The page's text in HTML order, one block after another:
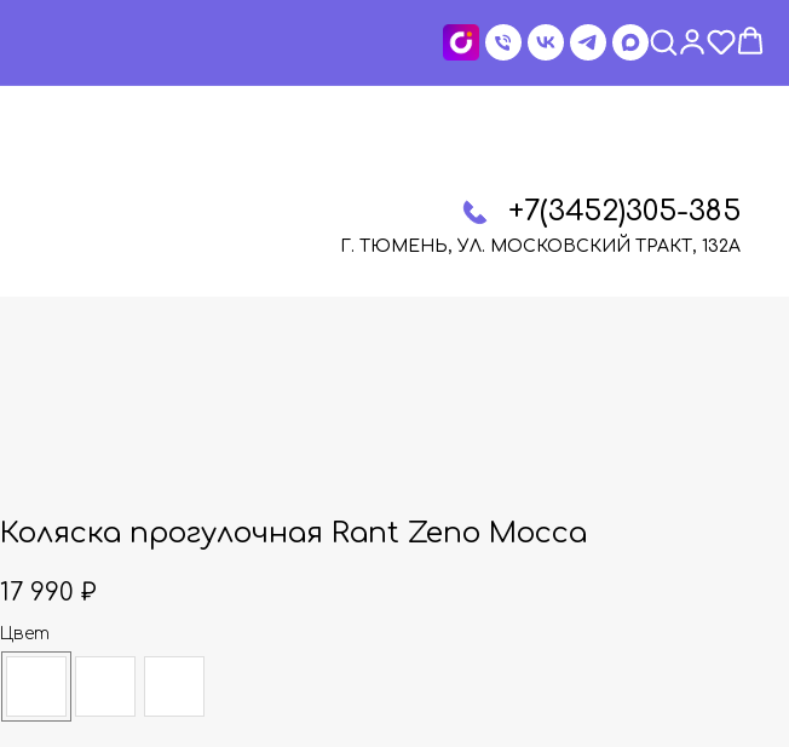
+7(3452)305-385
Г. ТЮМЕНЬ, УЛ. МОСКОВСКИЙ ТРАКТ, 132А
Коляска прогулочная Rant Zeno Mocca
17 990 ₽
Цвет